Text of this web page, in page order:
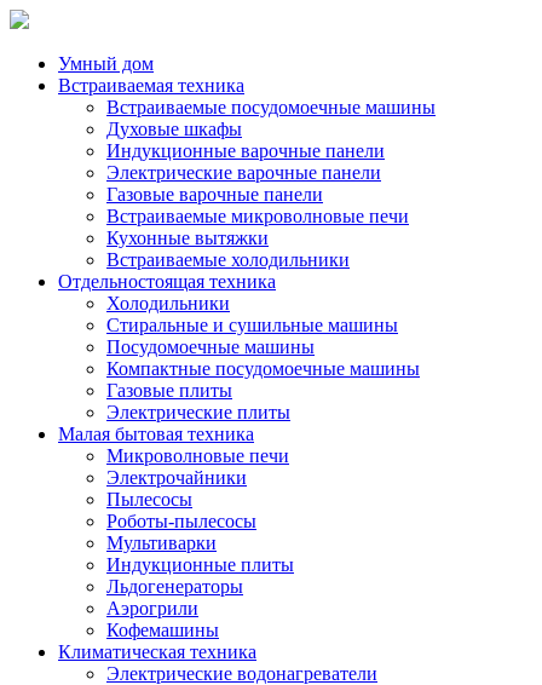
Умный дом
Встраиваемая техника
Встраиваемые посудомоечные машины
Духовые шкафы
Индукционные варочные панели
Электрические варочные панели
Газовые варочные панели
Встраиваемые микроволновые печи
Кухонные вытяжки
Встраиваемые холодильники
Отдельностоящая техника
Холодильники
Стиральные и сушильные машины
Посудомоечные машины
Компактные посудомоечные машины
Газовые плиты
Электрические плиты
Малая бытовая техника
Микроволновые печи
Электрочайники
Пылесосы
Роботы-пылесосы
Мультиварки
Индукционные плиты
Льдогенераторы
Аэрогрили
Кофемашины
Климатическая техника
Электрические водонагреватели